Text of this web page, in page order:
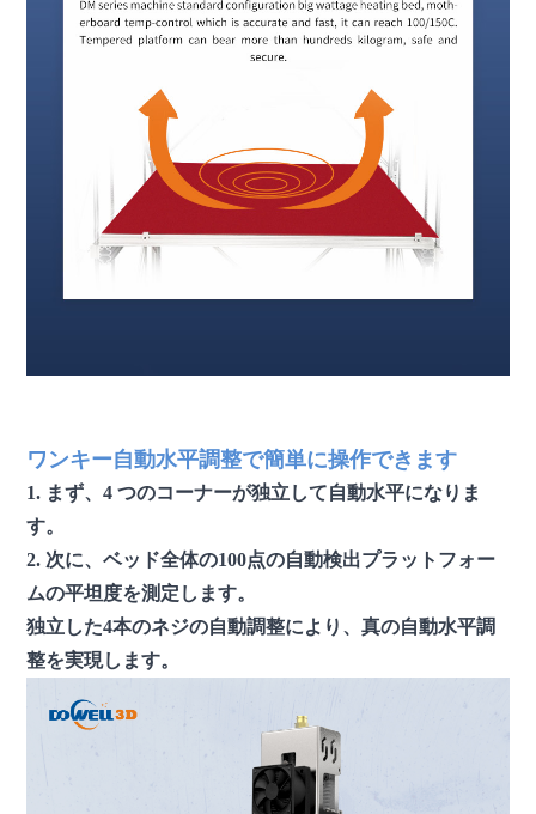
ワンキー自動水平調整で簡単に操作できます
1. まず、4 つのコーナーが独立して自動水平になりま
す。
2. 次に、ベッド全体の100点の自動検出プラットフォー
ムの平坦度を測定します。
独立した4本のネジの自動調整により、真の自動水平調
整を実現します。